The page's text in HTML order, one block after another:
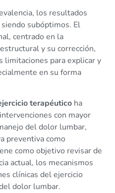
los resultados
subóptimos. El
centrado en la
y su corrección,
limitaciones para explicar y
en su forma
terapéutico ha
con mayor
del dolor lumbar,
preventiva como
como objetivo revisar de
actual, los mecanismos
clínicas del ejercicio
dolor lumbar.